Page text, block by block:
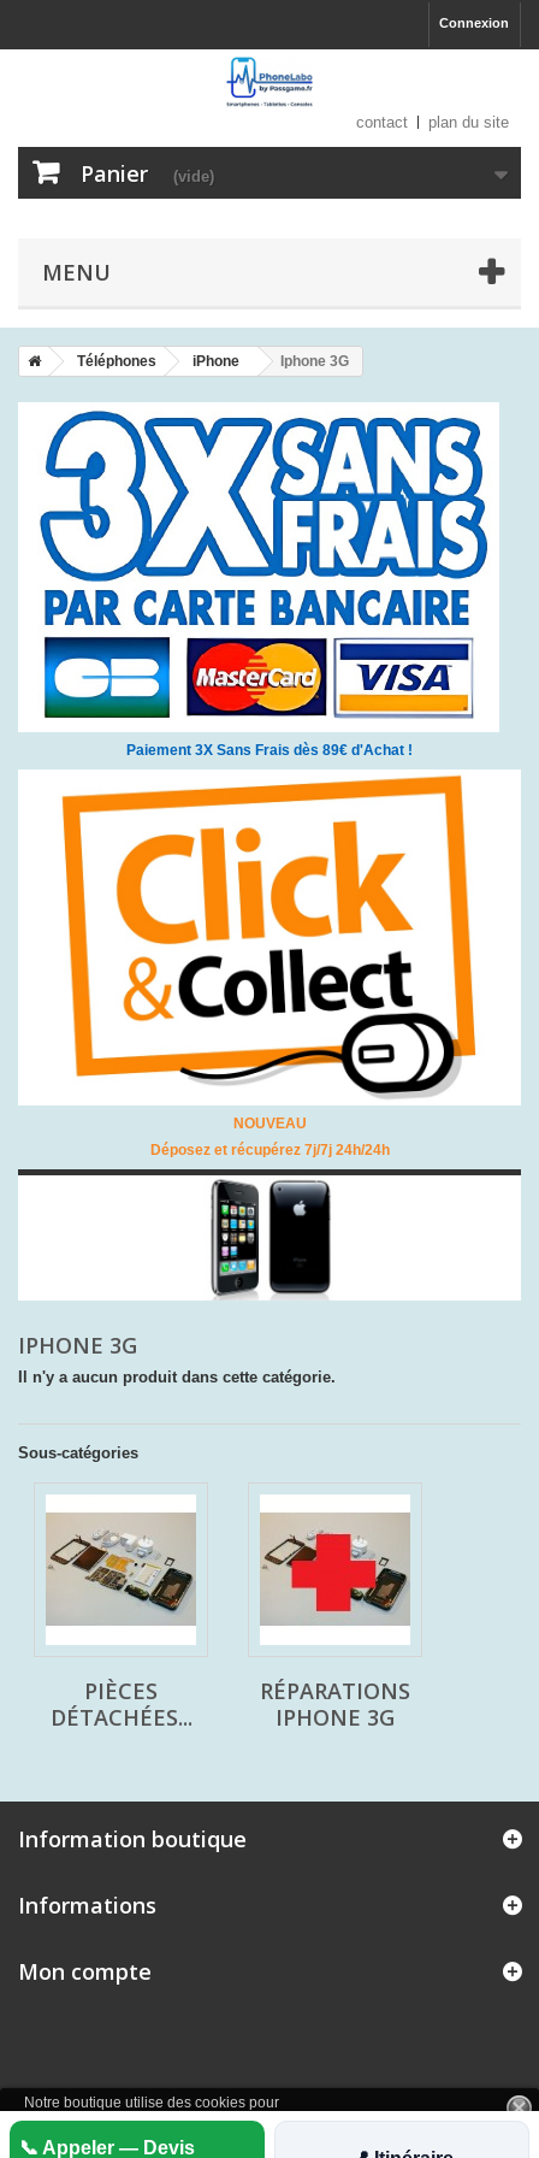
Connexion
contact plan du site
Panier (vide)
MENU
Notre boutique utilise des cookies pour
améliorer l'expérience utilisateur et nous
vous recommandons d'accepter leur
J'accepte
Téléphones iPhone Iphone 3G
Paiement 3X Sans Frais dès 89€ d'Achat !
NOUVEAU
Déposez et récupérez 7j/7j 24h/24h
IPHONE 3G
Il n'y a aucun produit dans cette catégorie.
Sous-catégories
PIÈCES
DÉTACHÉES...
RÉPARATIONS
IPHONE 3G
Information boutique
Informations
Mon compte
📞 Appeler — Devis